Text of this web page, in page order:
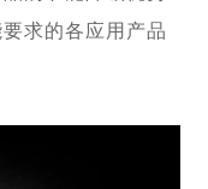
求的各应用产品